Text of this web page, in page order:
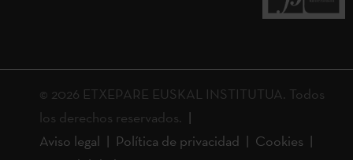
© 2026 ETXEPARE EUSKAL INSTITUTUA. Todos
los derechos reservados.
Aviso legal
Política de privacidad
Cookies